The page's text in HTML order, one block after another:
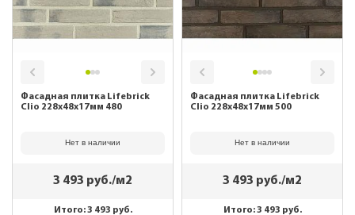
Фасадная плитка Lifebrick
Clio 228х48х17мм 480
Нет в наличии
3 493 руб./м2
Итого:3 493 руб.
Фасадная плитка Lifebrick
Clio 228х48х17мм 500
Нет в наличии
3 493 руб./м2
Итого:3 493 руб.